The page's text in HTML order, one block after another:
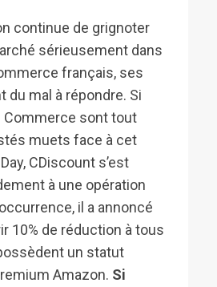
continue de grignoter
sérieusement dans
français, ses
du mal à répondre. Si
Commerce sont tout
muets face à cet
CDiscount s’est
à une opération
il a annoncé
10% de réduction à tous
un statut
Amazon. Si